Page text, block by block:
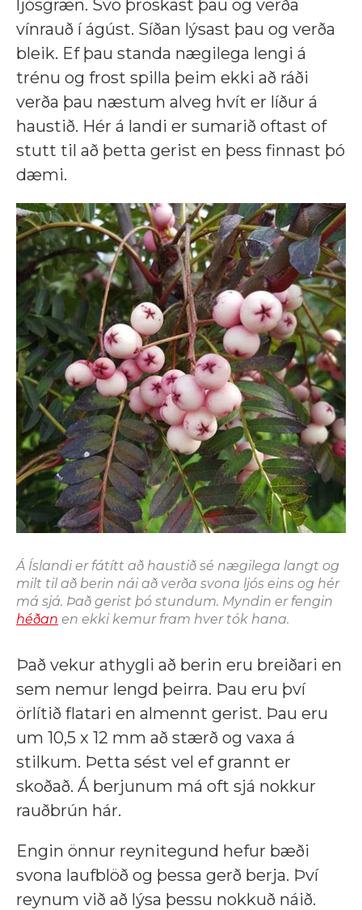
ljósgræn. Svo þroskast þau og verða
vínrauð í ágúst. Síðan lýsast þau og verða
bleik. Ef þau standa nægilega lengi á
trénu og frost spilla þeim ekki að ráði
verða þau næstum alveg hvít er líður á
haustið. Hér á landi er sumarið oftast of
stutt til að þetta gerist en þess finnast þó
dæmi.
Á Íslandi er fátítt að haustið sé nægilega langt og
milt til að berin nái að verða svona ljós eins og hér
má sjá. Það gerist þó stundum. Myndin er fengin
héðan en ekki kemur fram hver tók hana.
Það vekur athygli að berin eru breiðari en
sem nemur lengd þeirra. Þau eru því
örlítið flatari en almennt gerist. Þau eru
um 10,5 x 12 mm að stærð og vaxa á
stilkum. Þetta sést vel ef grannt er
skoðað. Á berjunum má oft sjá nokkur
rauðbrún hár.
Engin önnur reynitegund hefur bæði
svona laufblöð og þessa gerð berja. Því
reynum við að lýsa þessu nokkuð náið.